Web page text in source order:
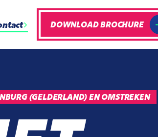
DOWNLOAD BROCHURE
(GELDERLAND) EN OMSTREKEN